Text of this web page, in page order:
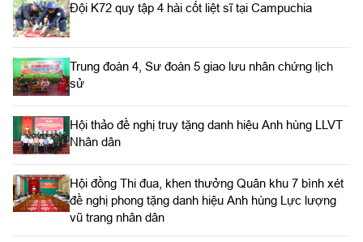
Đội K72 quy tập 4 hài cốt liệt sĩ tại Campuchia
Trung đoàn 4, Sư đoàn 5 giao lưu nhân chứng lịch
sử
Hội thảo đề nghị truy tặng danh hiệu Anh hùng LLVT
Nhân dân
Hội đồng Thi đua, khen thưởng Quân khu 7 bình xét
đề nghị phong tặng danh hiệu Anh hùng Lực lượng
vũ trang nhân dân